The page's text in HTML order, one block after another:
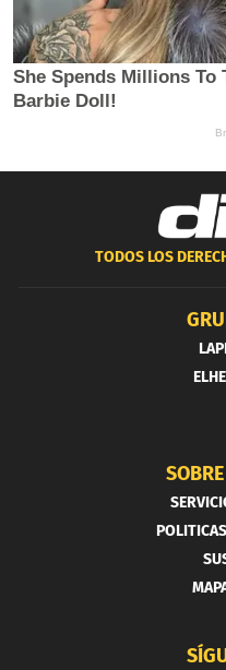
TODOS LOS